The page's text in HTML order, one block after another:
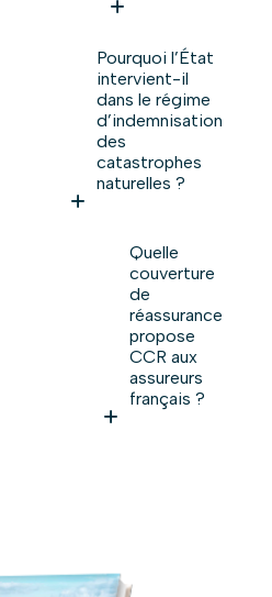
Pourquoi l’État
intervient-il
dans le régime
d’indemnisation
des
catastrophes
naturelles ?
Quelle
couverture
de
réassurance
propose
CCR aux
assureurs
français ?